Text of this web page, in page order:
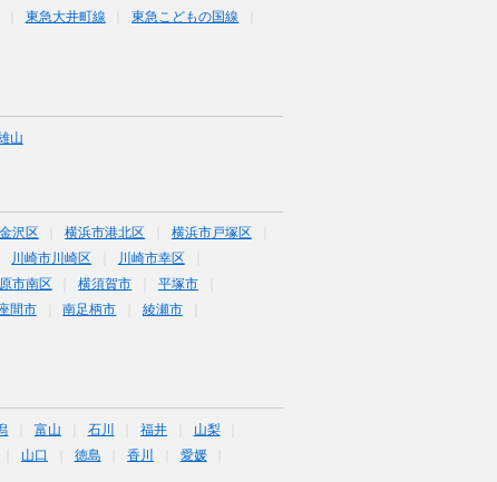
東急大井町線
東急こどもの国線
山
沢区 横浜市港北区
横浜市戸塚区
川崎市川崎区
川崎市幸区
市南区 横須賀市
平塚市
間市 南足柄市
綾瀬市
富山 石川 福井
山梨
山口 徳島 香川
愛媛